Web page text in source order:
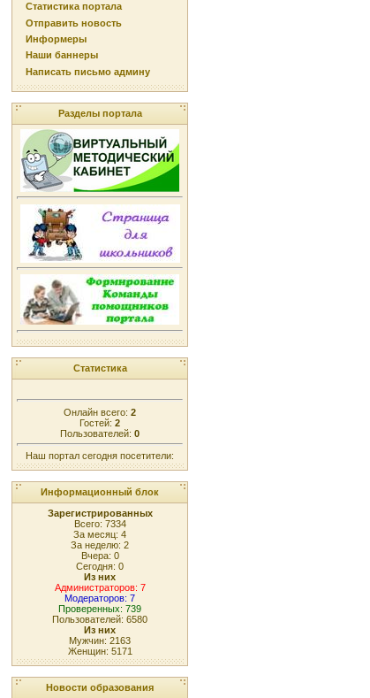
Статистика портала
Отправить новость
Информеры
Наши баннеры
Написать письмо админу
Разделы портала
Статистика
Онлайн всего: 2
Гостей: 2
Пользователей: 0
Наш портал сегодня посетители:
Информационный блок
Зарегистрированных
Всего: 7334
За месяц: 4
За неделю: 2
Вчера: 0
Сегодня: 0
Из них
Администраторов: 7
Модераторов: 7
Проверенных: 739
Пользователей: 6580
Из них
Мужчин: 2163
Женщин: 5171
Новости образования